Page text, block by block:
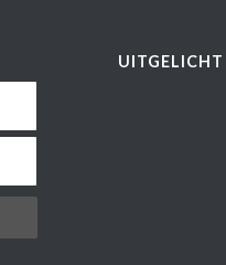
UITGELICHT